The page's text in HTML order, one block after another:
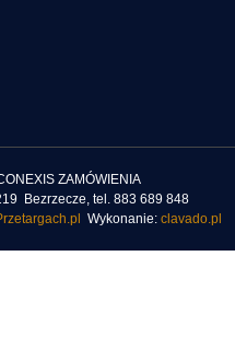
ZAMÓWIENIA
Bezrzecze, tel. 883 689 848
Wykonanie: clavado.pl